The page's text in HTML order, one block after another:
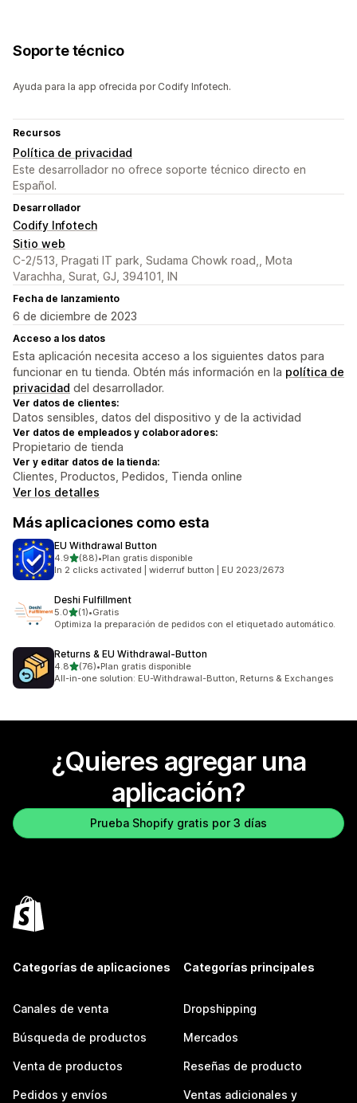
Soporte técnico
Ayuda para la app ofrecida por Codify Infotech.
Recursos
Política de privacidad
Este desarrollador no ofrece soporte técnico directo en
Español.
Desarrollador
Codify Infotech
Sitio web
C-2/513, Pragati IT park, Sudama Chowk road,, Mota
Varachha, Surat, GJ, 394101, IN
Fecha de lanzamiento
6 de diciembre de 2023
Acceso a los datos
Esta aplicación necesita acceso a los siguientes datos para
funcionar en tu tienda. Obtén más información en la política de
privacidad del desarrollador.
Ver datos de clientes:
Datos sensibles, datos del dispositivo y de la actividad
Ver datos de empleados y colaboradores:
Propietario de tienda
Ver y editar datos de la tienda:
Clientes, Productos, Pedidos, Tienda online
Ver los detalles
Más aplicaciones como esta
EU Withdrawal Button
4.9de 5 estrellas
(88)
88 reseñas en total
•Plan gratis disponible
In 2 clicks activated | widerruf button | EU 2023/2673
Deshi Fulfillment
5.0de 5 estrellas
(1)
1 reseñas en total
•Gratis
Optimiza la preparación de pedidos con el etiquetado automático.
Returns & EU Withdrawal‑Button
4.8de 5 estrellas
(76)
76 reseñas en total
•Plan gratis disponible
All-in-one solution: EU-Withdrawal-Button, Returns & Exchanges
¿Quieres agregar una
aplicación?
Prueba Shopify gratis por 3 días
Categorías de aplicaciones
Canales de venta
Búsqueda de productos
Venta de productos
Pedidos y envíos
Categorías principales
Dropshipping
Mercados
Reseñas de producto
Ventas adicionales y